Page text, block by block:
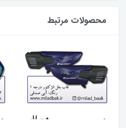
محصولات مرتبط